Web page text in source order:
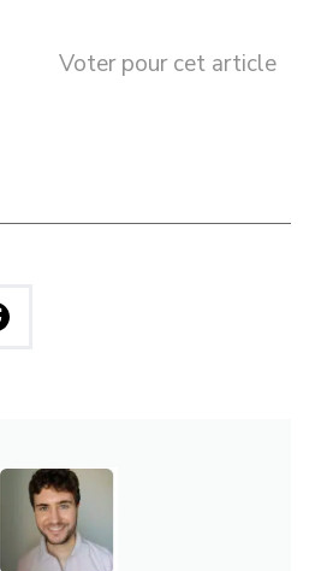
Voter pour cet article